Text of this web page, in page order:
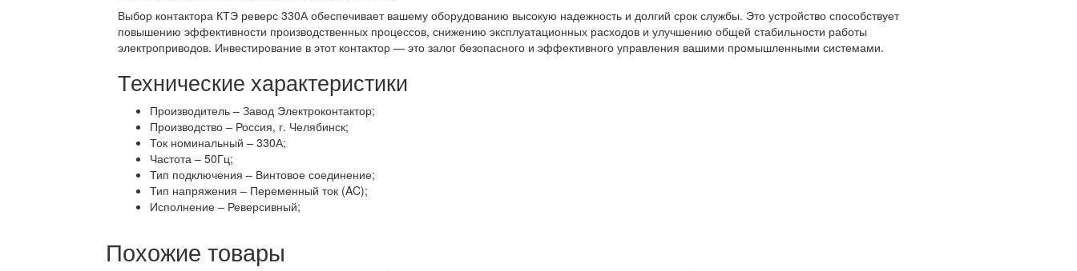
Выбор контактора КТЭ реверс 330А обеспечивает вашему оборудованию высокую надежность и долгий срок службы. Это устройство способствует
повышению эффективности производственных процессов, снижению эксплуатационных расходов и улучшению общей стабильности работы
электроприводов. Инвестирование в этот контактор — это залог безопасного и эффективного управления вашими промышленными системами.
Технические характеристики
Производитель – Завод Электроконтактор;
Производство – Россия, г. Челябинск;
Ток номинальный – 330А;
Частота – 50Гц;
Тип подключения – Винтовое соединение;
Тип напряжения – Переменный ток (AC);
Исполнение – Реверсивный;
Похожие товары